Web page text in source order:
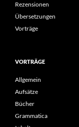
Rezensionen
Übersetzungen
Vorträge
VORTRÄGE
Allgemein
Aufsätze
Bücher
Grammatica